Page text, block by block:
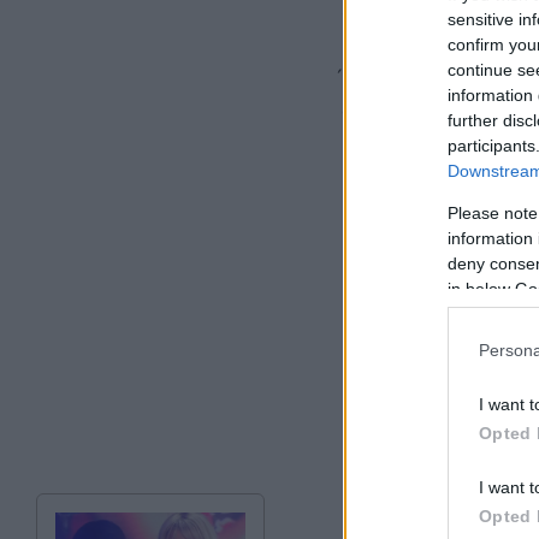
sensitive
confirm
continue
information
further
Please
information
deny
in below
I want
Opted
I want
Opted
εθνικής
Ήταν η πρώτη
στέψη του